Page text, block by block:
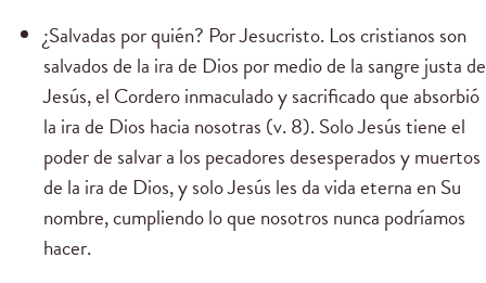
¿Salvadas por quién? Por Jesucristo. Los cristianos son
salvados de la ira de Dios por medio de la sangre justa de
Jesús, el Cordero inmaculado y sacrificado que absorbió
la ira de Dios hacia nosotras (v. 8). Solo Jesús tiene el
poder de salvar a los pecadores desesperados y muertos
de la ira de Dios, y solo Jesús les da vida eterna en Su
nombre, cumpliendo lo que nosotros nunca podríamos
hacer.